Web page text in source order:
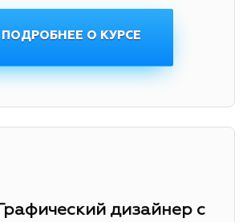
ПОДРОБНЕЕ О КУРСЕ
дизайнер с